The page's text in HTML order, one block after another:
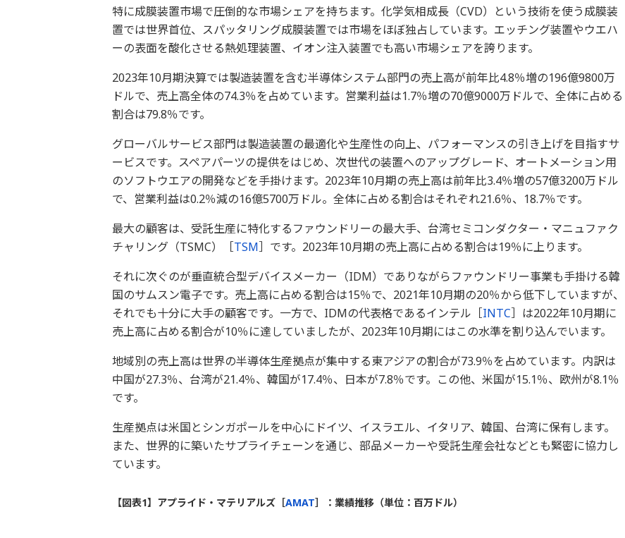
特に成膜装置市場で圧倒的な市場シェアを持ちます。化学気相成長（CVD）という技術を使う成膜装
置では世界首位、スパッタリング成膜装置では市場をほぼ独占しています。エッチング装置やウエハ
ーの表面を酸化させる熱処理装置、イオン注入装置でも高い市場シェアを誇ります。
2023年10月期決算では製造装置を含む半導体システム部門の売上高が前年比4.8％増の196億9800万
ドルで、売上高全体の74.3％を占めています。営業利益は1.7％増の70億9000万ドルで、全体に占める
割合は79.8％です。
グローバルサービス部門は製造装置の最適化や生産性の向上、パフォーマンスの引き上げを目指すサ
ービスです。スペアパーツの提供をはじめ、次世代の装置へのアップグレード、オートメーション用
のソフトウエアの開発などを手掛けます。2023年10月期の売上高は前年比3.4％増の57億3200万ドル
で、営業利益は0.2％減の16億5700万ドル。全体に占める割合はそれぞれ21.6％、18.7％です。
最大の顧客は、受託生産に特化するファウンドリーの最大手、台湾セミコンダクター・マニュファク
チャリング（TSMC）［TSM］です。2023年10月期の売上高に占める割合は19％に上ります。
それに次ぐのが垂直統合型デバイスメーカー（IDM）でありながらファウンドリー事業も手掛ける韓
国のサムスン電子です。売上高に占める割合は15％で、2021年10月期の20％から低下していますが、
それでも十分に大手の顧客です。一方で、IDMの代表格であるインテル［INTC］は2022年10月期に
売上高に占める割合が10％に達していましたが、2023年10月期にはこの水準を割り込んでいます。
地域別の売上高は世界の半導体生産拠点が集中する東アジアの割合が73.9％を占めています。内訳は
中国が27.3％、台湾が21.4％、韓国が17.4％、日本が7.8％です。この他、米国が15.1％、欧州が8.1％
です。
生産拠点は米国とシンガポールを中心にドイツ、イスラエル、イタリア、韓国、台湾に保有します。
また、世界的に築いたサプライチェーンを通じ、部品メーカーや受託生産会社などとも緊密に協力し
ています。
【図表1】アプライド・マテリアルズ［AMAT］：業績推移（単位：百万ドル）